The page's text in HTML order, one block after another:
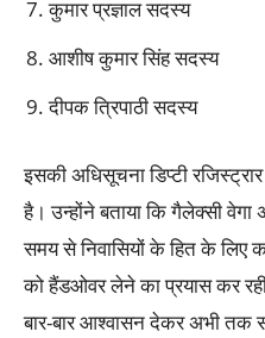
कुमार प्रज्ञाल सदस्य
आशीष कुमार सिंह सदस्य
दीपक त्रिपाठी सदस्य
इसकी अधिसूचना डिप्टी
है। उन्होंने बताया कि गैलेक्सी
समय से निवासियों के हित के लिए
को हैंडओवर लेने का प्रयास कर रही
बार-बार आश्वासन देकर अभी तक